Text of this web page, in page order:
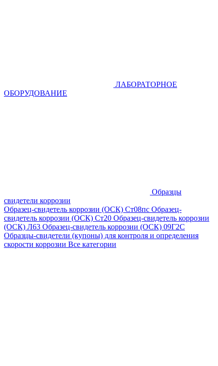
ЛАБОРАТОРНОЕ
ОБОРУДОВАНИЕ
Образцы
свидетели коррозии
Образец-свидетель коррозии (ОСК) Ст08пс Образец-
свидетель коррозии (ОСК) Ст20 Образец-свидетель коррозии
(ОСК) Л63 Образец-свидетель коррозии (ОСК) 09Г2С
Образцы-свидетели (купоны) для контроля и определения
скорости коррозии Все категории